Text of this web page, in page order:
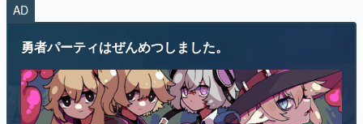
AD
勇者パーティはぜんめつしました。